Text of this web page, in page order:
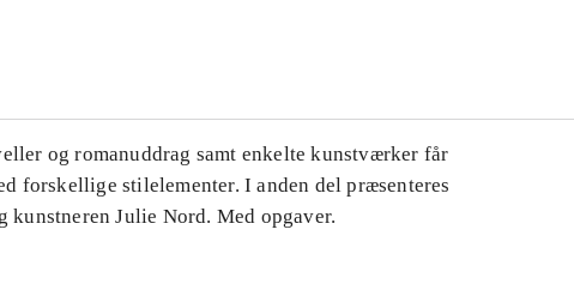
og romanuddrag samt enkelte kunstværker får
forskellige stilelementer. I anden del præsenteres
Julie Nord. Med opgaver.